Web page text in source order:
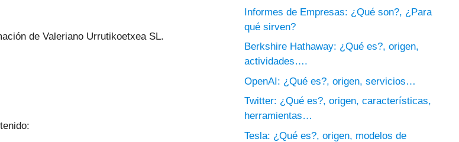
de Valeriano Urrutikoetxea SL.
Informes de Empresas: ¿Qué son?, ¿Para
qué sirven?
Berkshire Hathaway: ¿Qué es?, origen,
actividades….
OpenAI: ¿Qué es?, origen, servicios…
Twitter: ¿Qué es?, origen, características,
herramientas…
Tesla: ¿Qué es?, origen, modelos de